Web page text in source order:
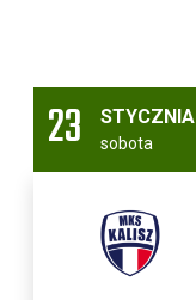
23 STYCZNIA
sobota